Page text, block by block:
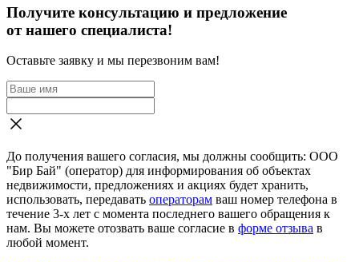
Получите консультацию и предложение
от нашего специалиста!
Оставьте заявку и мы перезвоним вам!
До получения вашего согласия, мы должны сообщить: ООО
"Бир Бай" (оператор) для информирования об объектах
недвижимости, предложениях и акциях будет хранить,
использовать, передавать операторам ваш номер телефона в
течение 3-х лет с момента последнего вашего обращения к
нам. Вы можете отозвать ваше согласие в форме отзыва в
любой момент.